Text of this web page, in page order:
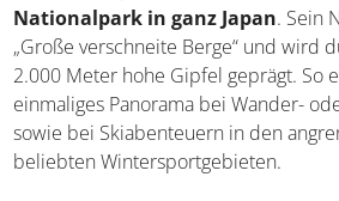
Nationalpark in ganz Japan. Sein
„Große verschneite Berge“ und wird
2.000 Meter hohe Gipfel geprägt. So
einmaliges Panorama bei Wander-
sowie bei Skiabenteuern in den
beliebten Wintersportgebieten.